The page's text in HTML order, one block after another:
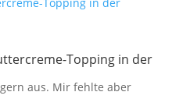
Topping in der
aus. Mir fehlte aber